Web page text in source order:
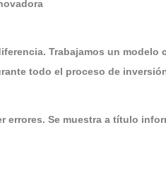
Trabajamos un modelo
todo el proceso de
errores. Se muestra a título